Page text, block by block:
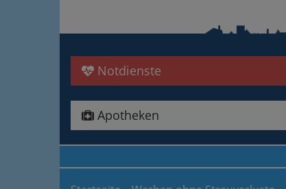
Notdienste
Apotheken